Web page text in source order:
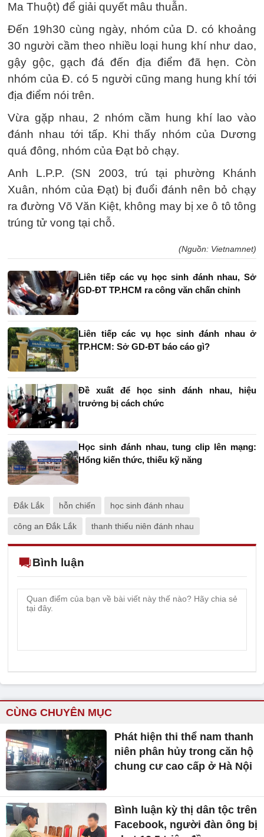
Ma Thuột) để giải quyết mâu thuẫn.
Đến 19h30 cùng ngày, nhóm của D. có khoảng
30 người cầm theo nhiều loại hung khí như dao,
gậy gộc, gạch đá đến địa điểm đã hẹn. Còn
nhóm của Đ. có 5 người cũng mang hung khí tới
địa điểm nói trên.
Vừa gặp nhau, 2 nhóm cầm hung khí lao vào
đánh nhau tới tấp. Khi thấy nhóm của Dương
quá đông, nhóm của Đạt bỏ chạy.
Anh L.P.P. (SN 2003, trú tại phường Khánh
Xuân, nhóm của Đạt) bị đuổi đánh nên bỏ chạy
ra đường Võ Văn Kiệt, không may bị xe ô tô tông
trúng tử vong tại chỗ.
(Nguồn: Vietnamnet)
Liên tiếp các vụ học sinh đánh nhau, Sở
GD-ĐT TP.HCM ra công văn chấn chỉnh
Liên tiếp các vụ học sinh đánh nhau ở
TP.HCM: Sở GD-ĐT báo cáo gì?
Đề xuất để học sinh đánh nhau, hiệu
trưởng bị cách chức
Học sinh đánh nhau, tung clip lên mạng:
Hổng kiến thức, thiếu kỹ năng
Đắk Lắk hỗn chiến học sinh đánh nhau
công an Đắk Lắk thanh thiếu niên đánh nhau
Bình luận
CÙNG CHUYÊN MỤC
Phát hiện thi thể nam thanh
niên phân hủy trong căn hộ
chung cư cao cấp ở Hà Nội
Bình luận kỳ thị dân tộc trên
Facebook, người đàn ông bị